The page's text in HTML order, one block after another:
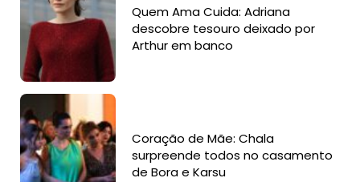
Quem Ama Cuida: Adriana
descobre tesouro deixado por
Arthur em banco
Coração de Mãe: Chala
surpreende todos no casamento
de Bora e Karsu